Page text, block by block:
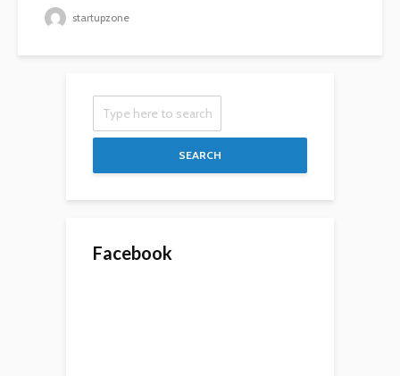
startupzone
SEARCH
Facebook